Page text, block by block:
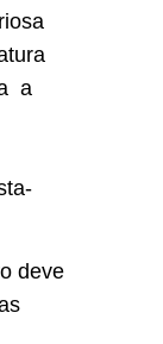
a
deve